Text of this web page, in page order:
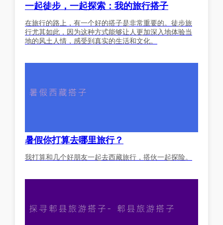
一起徒步，一起探索：我的旅行搭子
在旅行的路上，有一个好的搭子是非常重要的。徒步旅
行尤其如此，因为这种方式能够让人更加深入地体验当
地的风土人情，感受到真实的生活和文化。
暑假你打算去哪里旅行？
我打算和几个好朋友一起去西藏旅行，搭伙一起探险。